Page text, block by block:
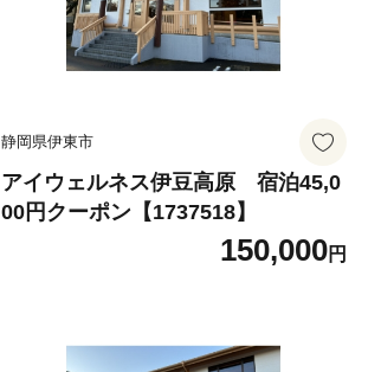
静岡県伊東市
アイウェルネス伊豆高原 宿泊45,0
00円クーポン【1737518】
150,000円